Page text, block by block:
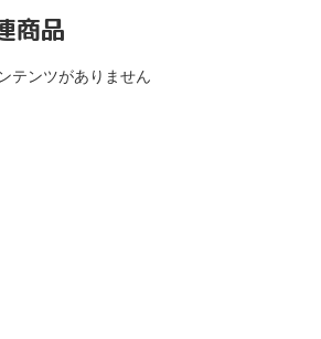
商品
テンツがありません